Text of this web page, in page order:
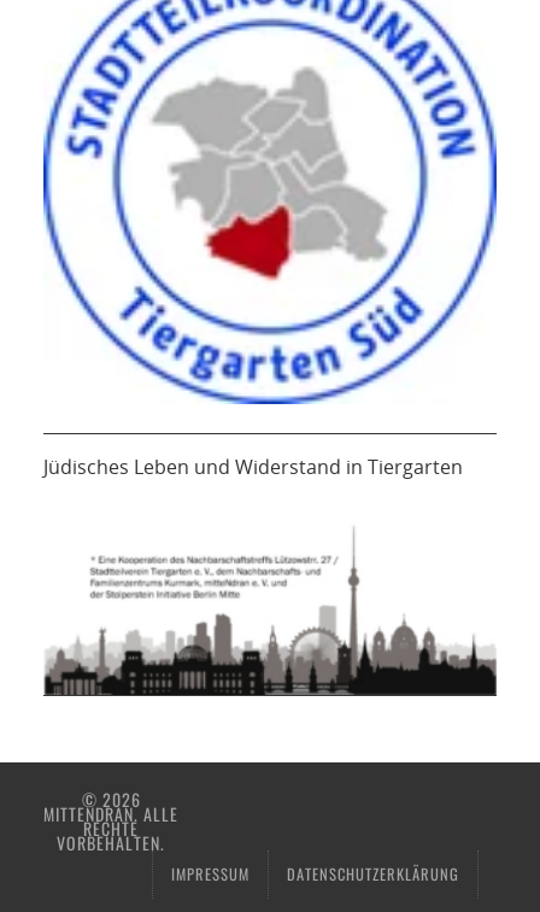
Jüdisches Leben und Widerstand in Tiergarten
© 2026
MITTENDRAN. ALLE
RECHTE
VORBEHALTEN.
IMPRESSUM DATENSCHUTZERKLÄRUNG